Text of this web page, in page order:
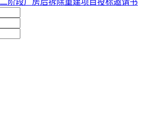
阶段厂房后拆除重建项目投标邀请书